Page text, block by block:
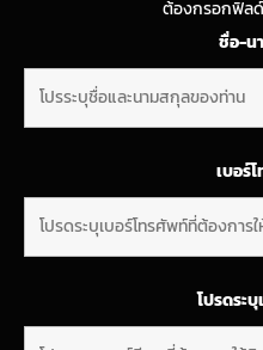
ต้องกรอกฟิล
ชื่อ-น
เบอร์
โปรดระ